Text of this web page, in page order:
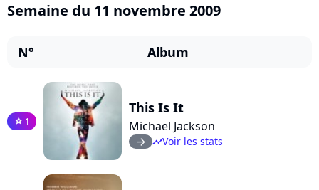
Semaine du 11 novembre 2009
N° Album
star 1
This Is It
Michael Jackson
arrow_right timelineVoir les stats